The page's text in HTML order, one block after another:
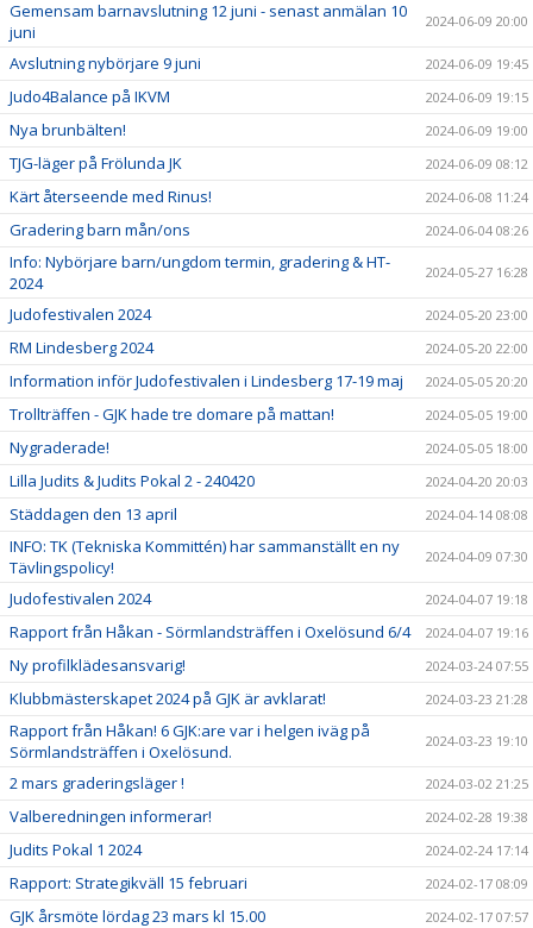
Gemensam barnavslutning 12 juni - senast anmälan 10
juni
2024-06-09 20:00
Avslutning nybörjare 9 juni 2024-06-09 19:45
Judo4Balance på IKVM 2024-06-09 19:15
Nya brunbälten! 2024-06-09 19:00
TJG-läger på Frölunda JK 2024-06-09 08:12
Kärt återseende med Rinus! 2024-06-08 11:24
Gradering barn mån/ons 2024-06-04 08:26
Info: Nybörjare barn/ungdom termin, gradering & HT-
2024
2024-05-27 16:28
Judofestivalen 2024 2024-05-20 23:00
RM Lindesberg 2024 2024-05-20 22:00
Information inför Judofestivalen i Lindesberg 17-19 maj 2024-05-05 20:20
Trollträffen - GJK hade tre domare på mattan! 2024-05-05 19:00
Nygraderade! 2024-05-05 18:00
Lilla Judits & Judits Pokal 2 - 240420 2024-04-20 20:03
Städdagen den 13 april 2024-04-14 08:08
INFO: TK (Tekniska Kommittén) har sammanställt en ny
Tävlingspolicy!
2024-04-09 07:30
Judofestivalen 2024 2024-04-07 19:18
Rapport från Håkan - Sörmlandsträffen i Oxelösund 6/4 2024-04-07 19:16
Ny profilklädesansvarig! 2024-03-24 07:55
Klubbmästerskapet 2024 på GJK är avklarat! 2024-03-23 21:28
Rapport från Håkan! 6 GJK:are var i helgen iväg på
Sörmlandsträffen i Oxelösund.
2024-03-23 19:10
2 mars graderingsläger ! 2024-03-02 21:25
Valberedningen informerar! 2024-02-28 19:38
Judits Pokal 1 2024 2024-02-24 17:14
Rapport: Strategikväll 15 februari 2024-02-17 08:09
GJK årsmöte lördag 23 mars kl 15.00 2024-02-17 07:57